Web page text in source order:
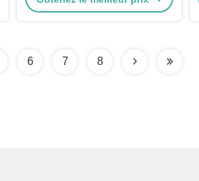
6 7 8